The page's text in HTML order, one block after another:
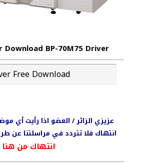
Download BP-70M75 Driver
Free Download
عزيزي الزائر / العضو اذا رأيت أي
انتهاك فلا تتردد في مراسلتنا عن
انتهاك من هنا